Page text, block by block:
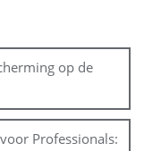
op de
Professionals: